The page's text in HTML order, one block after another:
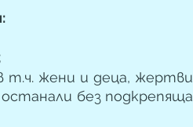
т.ч. жени и деца, жертви
без подкрепяща